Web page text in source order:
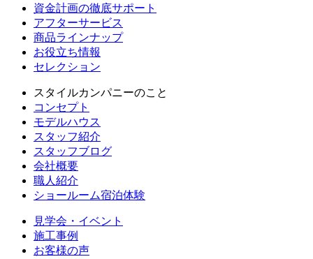
資金計画の徹底サポート
アフターサービス
商品ラインナップ
お役立ち情報
セレクション
スタイルカンパニーのこと
コンセプト
モデルハウス
スタッフ紹介
スタッフブログ
会社概要
職人紹介
ショールーム宿泊体験
見学会・イベント
施工事例
お客様の声